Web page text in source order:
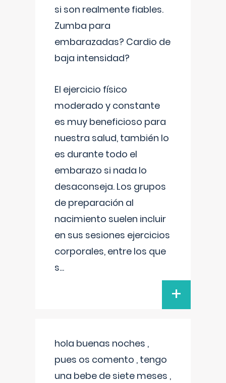
si son realmente fiables.
Zumba para
embarazadas? Cardio de
baja intensidad?
El ejercicio físico
moderado y constante
es muy beneficioso para
nuestra salud, también lo
es durante todo el
embarazo si nada lo
desaconseja. Los grupos
de preparación al
nacimiento suelen incluir
en sus sesiones ejercicios
corporales, entre los que
s...
+
hola buenas noches ,
pues os comento , tengo
una bebe de siete meses ,